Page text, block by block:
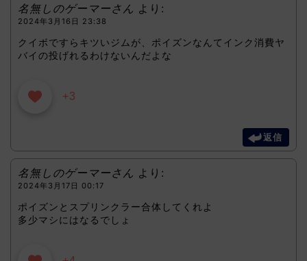
名無しのゲーマーさん より:
2024年3月16日 23:38
クイボですらキツいジムが、ポイズンなんてインク消費ヤ
バイの投げれるわけないんだよな
+3
返信
名無しのゲーマーさん より:
2024年3月17日 00:17
ポイズンとスプリンクラー合体してくれよ
多少マシにはなるでしょ